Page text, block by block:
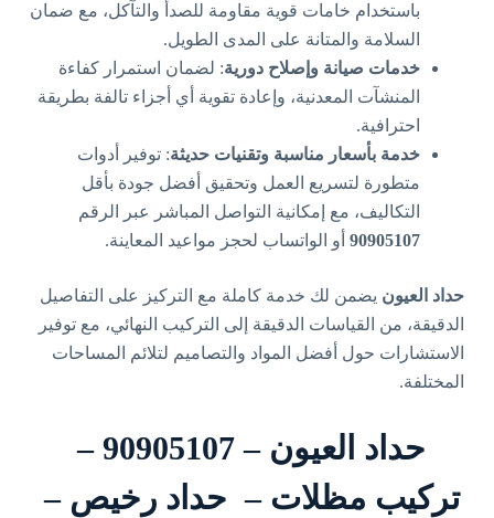
باستخدام خامات قوية مقاومة للصدأ والتآكل، مع ضمان
السلامة والمتانة على المدى الطويل.
خدمات صيانة وإصلاح دورية: لضمان استمرار كفاءة
المنشآت المعدنية، وإعادة تقوية أي أجزاء تالفة بطريقة
احترافية.
خدمة بأسعار مناسبة وتقنيات حديثة: توفير أدوات
متطورة لتسريع العمل وتحقيق أفضل جودة بأقل
التكاليف، مع إمكانية التواصل المباشر عبر الرقم
90905107أو الواتساب لحجز مواعيد المعاينة.
حداد العيون يضمن لك خدمة كاملة مع التركيز على التفاصيل
الدقيقة، من القياسات الدقيقة إلى التركيب النهائي، مع توفير
الاستشارات حول أفضل المواد والتصاميم لتلائم المساحات
المختلفة.
حداد العيون – 90905107 –
تركيب مظلات – حداد رخيص –